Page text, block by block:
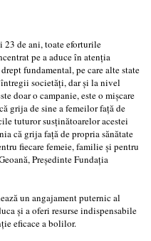
de ani, toate eforturile
pe a aduce în atenția
fundamental, pe care alte state
societăți, dar și la nivel
doar o campanie, este o mișcare
grija de sine a femeilor față de
tuturor susținătoarelor acestei
că grija față de propria sănătate
fiecare femeie, familie și pentru
Președinte Fundația
un angajament puternic al
și a oferi resurse indispensabile
eficace a bolilor.